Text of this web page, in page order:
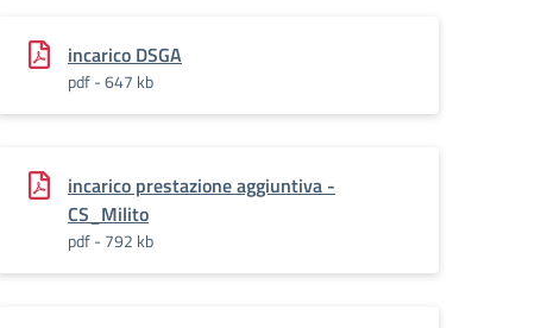
incarico DSGA
pdf - 647 kb
incarico prestazione aggiuntiva -
CS_Milito
pdf - 792 kb